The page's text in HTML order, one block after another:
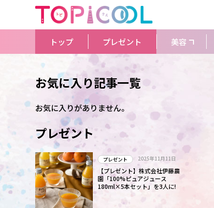
トップ プレゼント 美容
お気に入り記事一覧
お気に入りがありません。
プレゼント
プレゼント 2025年11月11日
【プレゼント】株式会社伊藤農
園「100%ピュアジュース
180ml×5本セット」を3人に!